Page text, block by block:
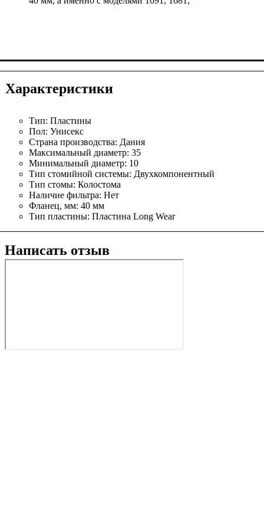
Характеристики
Тип: Пластины
Пол: Унисекс
Страна производства: Дания
Максимальный диаметр: 35
Минимальный диаметр: 10
Тип стомийной системы: Двухкомпонентный
Тип стомы: Колостома
Наличие фильтра: Нет
Фланец, мм: 40 мм
Тип пластины: Пластина Long Wear
Написать отзыв